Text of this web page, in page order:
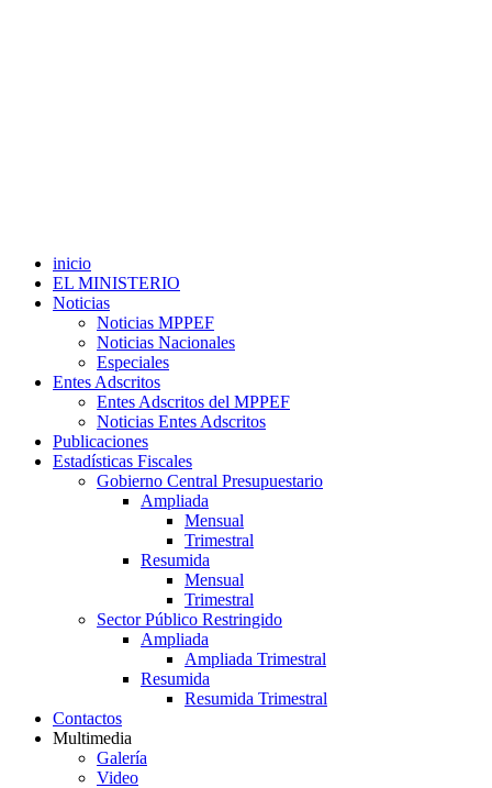
inicio
EL MINISTERIO
Noticias
Noticias MPPEF
Noticias Nacionales
Especiales
Entes Adscritos
Entes Adscritos del MPPEF
Noticias Entes Adscritos
Publicaciones
Estadísticas Fiscales
Gobierno Central Presupuestario
Ampliada
Mensual
Trimestral
Resumida
Mensual
Trimestral
Sector Público Restringido
Ampliada
Ampliada Trimestral
Resumida
Resumida Trimestral
Contactos
Multimedia
Galería
Video